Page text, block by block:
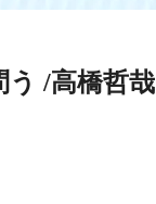
う /高橋哲哉